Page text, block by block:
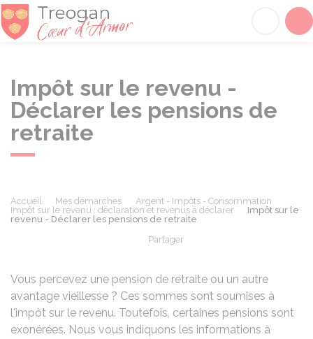
Impôt sur le revenu -
Déclarer les pensions de
retraite
Accueil Mes démarches
Argent - Impôts - Consommation
Impôt sur le revenu : déclaration et revenus à déclarer
Impôt sur le
revenu - Déclarer les pensions de retraite
Partager
Vous percevez une pension de retraite ou un autre
avantage vieillesse ? Ces sommes sont soumises à
l'impôt sur le revenu. Toutefois, certaines pensions sont
exonérées. Nous vous indiquons les informations à